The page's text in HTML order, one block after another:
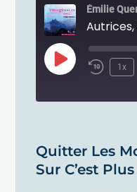
Émilie
1x
LINK
Quitter Les
Sur C’est